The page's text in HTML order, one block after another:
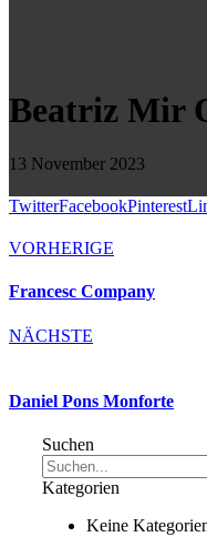
Beatriz Mir
13 November 2023
TwitterFacebookPinterest
VORHERIGE
Francesc Company
NÄCHSTE
Daniel Pons Monforte
Suchen
Kategorien
Keine